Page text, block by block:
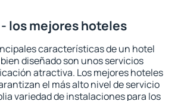
los mejores hoteles
características de un hotel
diseñado son unos servicios
atractiva. Los mejores hoteles
el más alto nivel de servicio
variedad de instalaciones para los